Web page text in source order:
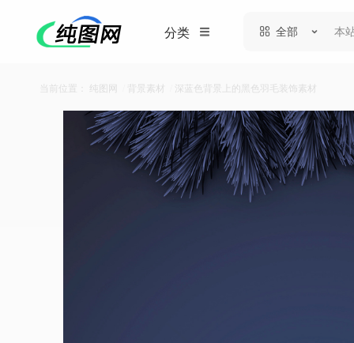
分类 全部
当前位置： 纯图网 背景素材 深蓝色背景上的黑色羽毛装饰素材